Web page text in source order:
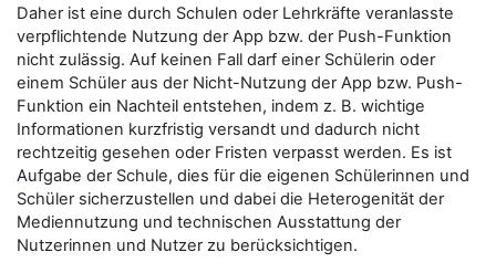
Daher ist eine durch Schulen oder Lehrkräfte veranlasste
verpflichtende Nutzung der App bzw. der Push-Funktion
nicht zulässig. Auf keinen Fall darf einer Schülerin oder
einem Schüler aus der Nicht-Nutzung der App bzw. Push-
Funktion ein Nachteil entstehen, indem z. B. wichtige
Informationen kurzfristig versandt und dadurch nicht
rechtzeitig gesehen oder Fristen verpasst werden. Es ist
Aufgabe der Schule, dies für die eigenen Schülerinnen und
Schüler sicherzustellen und dabei die Heterogenität der
Mediennutzung und technischen Ausstattung der
Nutzerinnen und Nutzer zu berücksichtigen.